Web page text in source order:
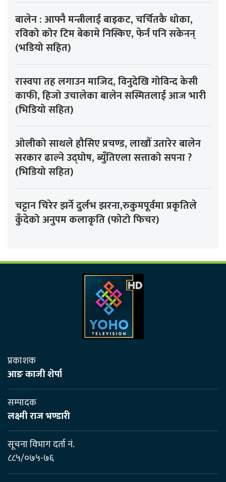
बालेन : आफ्नै मन्त्रीलाई बाइकट, चर्चितकै धोका,
रविको कोर टिम बेकामे निस्किए, फेर्न पनि सकेनन्
(भडियो सहित)
रास्वपा तह लगाउन माजिद, विनुदेखि गोविन्द केसी
काफी, हिजो उचालेका बालेन सस्मितलाई आज भारी
(भिडियो सहित)
ओलीको साथले हौसिए प्रचण्ड, लाखौँ उतारेर बालेन
सरकार ढाल्ने उद्घोष, ब्युँतिएला सत्ताको सपना ?
(भिडियो सहित)
चट्टान चिरेर झर्ने दुर्लभ झरना,रुकुमपूर्वमा प्रकृतिले
कुँदेको अनुपम कलाकृति (फोटो फिचर)
प्रकाशक
आङ काजी शेर्पा
सम्पादक
लक्ष्मी राज भण्डारी
सूचना विभाग दर्ता नं.
८८५/०७५-७६